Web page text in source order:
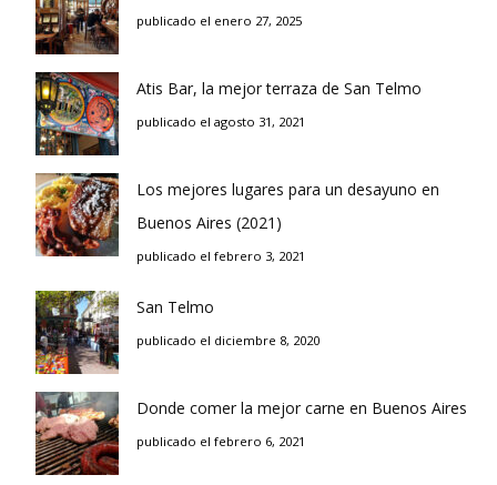
publicado el enero 27, 2025
Atis Bar, la mejor terraza de San Telmo
publicado el agosto 31, 2021
Los mejores lugares para un desayuno en
Buenos Aires (2021)
publicado el febrero 3, 2021
San Telmo
publicado el diciembre 8, 2020
Donde comer la mejor carne en Buenos Aires
publicado el febrero 6, 2021